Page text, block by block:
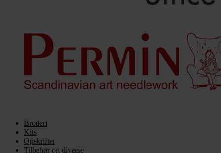
Broderi
Kits
Opskrifter
Tilbehør og diverse